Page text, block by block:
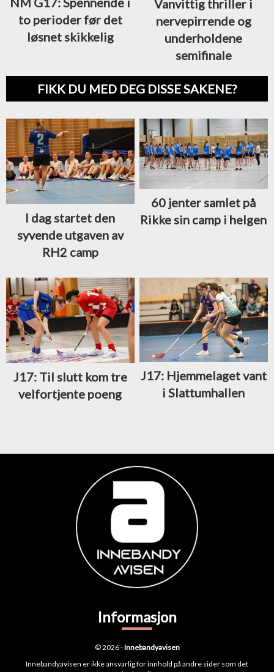
to perioder før det
løsnet skikkelig
Vanvittig thriller i
nervepirrende og
underholdene
semifinale
FIKK DU MED DEG DISSE SAKENE?
I dag startet den
syvende utgaven av
RH2 camp
60 jenter samlet på
Rikke sin camp i helgen
J17: Til slutt kom tre
velfortjente poeng
J17: Hjemmelaget vant
i Slattumhallen
Informasjon
© 2026 -Innebandyavisen
Innebandyavisen er ikke ansvarlig for innhold på andre sider som det